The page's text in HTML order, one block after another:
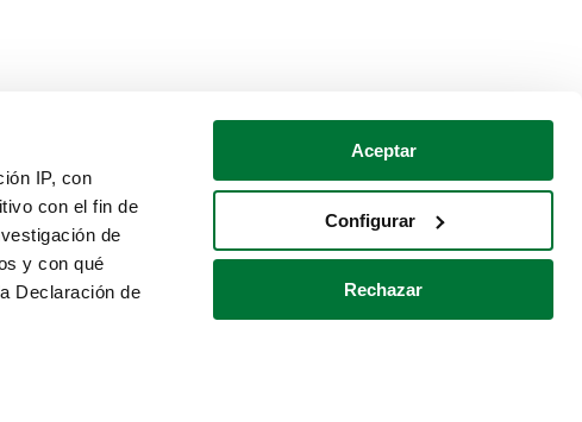
IP, con
con el fin de
de
y con qué
Declaración de
Aceptar
Configurar
Rechazar